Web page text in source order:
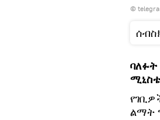
©
ልማት